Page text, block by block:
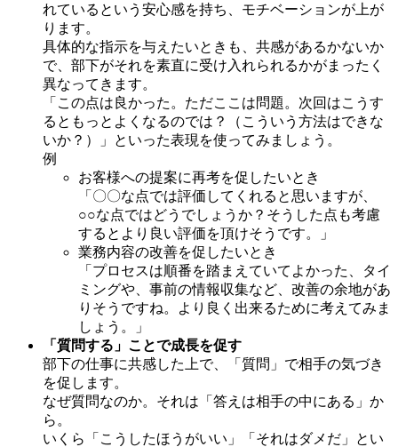
れているという安心感を持ち、モチベーションが上が
ります。
具体的な指示を与えたいときも、共感があるかないか
で、部下がそれを素直に受け入れられるかがまったく
異なってきます。
「この点は良かった。ただここは問題。次回はこうす
るともっとよくなるのでは？（こういう方法はできな
いか？）」といった表現を使ってみましょう。
例
お客様への提案に再考を促したいとき
「〇〇な点では評価してくれると思いますが、
○○な点ではどうでしょうか？そうした点も考慮
するとより良い評価を頂けそうです。」
業務内容の改善を促したいとき
「プロセスは順番を踏まえていてよかった、タイ
ミングや、事前の情報収集など、改善の余地があ
りそうですね。より良く出来るために考えてみま
しょう。」
「質問する」ことで成長を促す
部下の仕事に共感した上で、「質問」で相手の気づき
を促します。
なぜ質問なのか。それは「答えは相手の中にある」か
ら。
いくら「こうしたほうがいい」「それはダメだ」とい